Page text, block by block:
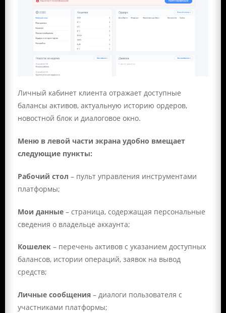
Личный кабинет клиента отражает доступные
балансы активов, актуальную историю ордеров,
новостной блок и диалоговое окно.
Меню в левой части экрана удобно вмещает
следующие пункты:
Рабочий стол – пульт управления инструментами
платформы;
Мои данные – страница, содержащая персональные
сведения о владельце аккаунта;
Кошелек – перечень активов с указанием доступных
балансов, истории операций, заявок на вывод
средств;
Личные сообщения – диалоги пользователя с
участниками платформы;